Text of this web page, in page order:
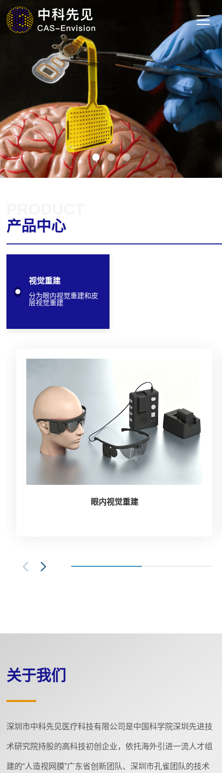
产品中心
视觉重建
分为眼内视觉重建和皮
层视觉重建
眼内视觉重建
关于我们
深圳市中科先见医疗科技有限公司是中国科学院深圳先进技
术研究院持股的高科技初创企业，依托海外引进一流人才组
建的“人造视网膜”广东省创新团队、深圳市孔雀团队的技术